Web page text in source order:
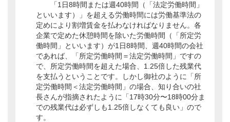
「1日8時間または週40時間（「法定労働時間」
といいます）」を超える労働時間には労働基準法の
定めにより割増賃金を払わなければなりません。各
企業で定めた休憩時間を除いた労働時間（「所定労
働時間」といいます）が1日8時間、週40時間の会社
であれば、「所定労働時間＝法定労働時間」ですの
で、所定労働時間を超えた場合、1.25倍した残業代
を支払うということです。しかし御社のように「所
定労働時間＜法定労働時間」の場合、知り合いの社
長さんが指摘されたように「17時30分〜18時00分ま
での残業代は必ずしも1.25倍しなくても良い」ので
す。